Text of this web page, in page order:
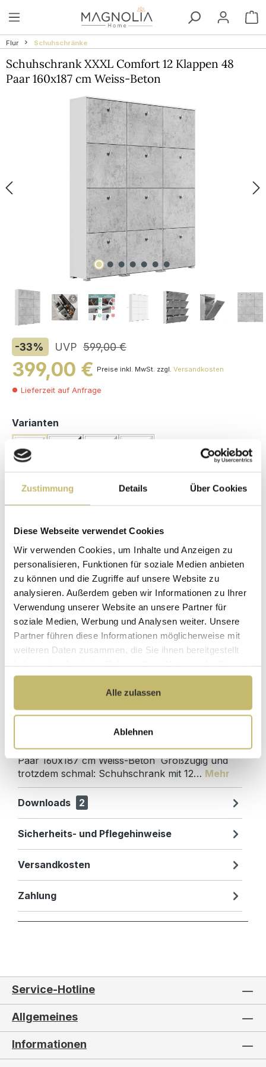
Zustimmung Details Über Cookies
Diese Webseite verwendet Cookies
Wir verwenden Cookies, um Inhalte und Anzeigen zu
personalisieren, Funktionen für soziale Medien anbieten
zu können und die Zugriffe auf unsere Website zu
analysieren. Außerdem geben wir Informationen zu Ihrer
Verwendung unserer Website an unsere Partner für
soziale Medien, Werbung und Analysen weiter. Unsere
Partner führen diese Informationen möglicherweise mit
weiteren Daten zusammen, die Sie ihnen bereitgestellt
gesammelt haben.
Alle zulassen
Ablehnen
Zum Hauptinhalt springen
Flur Schuhschränke
Schuhschrank XXXL Comfort 12 Klappen 48
Paar 160x187 cm Weiss-Beton
Bildergalerie überspringen
-33% UVP 599,00 €
399,00 € Preise inkl. MwSt. zzgl. Versandkosten
Lieferzeit auf Anfrage
Varianten
(Diese Option ist zurzeit nicht verfügbar.)
Maße (H/B/T): 187 / 157 / 31.6 cm
Hochwertige
Materialien
Herstellerpreis
Zwischenhändler
Kundenbetreuung
mit bester
Bewertung
Gut verpackt für
beschädigungsfreie
Lieferung
Designed in
Germany
1 Monat risikofreies
Rückgaberecht
Schuhschrank XXXL Comfort 12 Klappen 48
Paar 160x187 cm Weiss-Beton Großzügig und
trotzdem schmal: Schuhschrank mit 12… Mehr
Downloads 2
Sicherheits- und Pflegehinweise
Versandkosten
Zahlung
Service-Hotline
Allgemeines
Informationen